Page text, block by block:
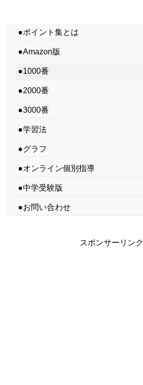
●ポイント集とは
●Amazon版
●1000番
●2000番
●3000番
●学習法
●グラフ
●オンライン個別指導
●中学受験版
●お問い合わせ
スポンサーリンク